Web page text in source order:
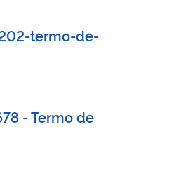
termo-de-
- Termo de